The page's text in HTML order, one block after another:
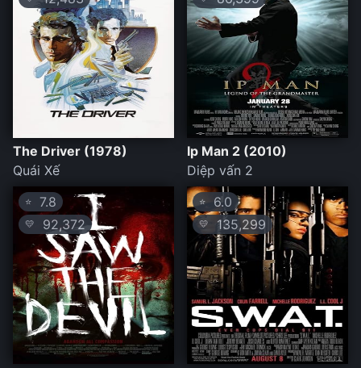
The Driver (1978)
Quái Xế
Ip Man 2 (2010)
Diệp vấn 2
⭐ 7.8
💛 92,372
⭐ 6.0
💛 135,299